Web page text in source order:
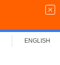
ENGLISH